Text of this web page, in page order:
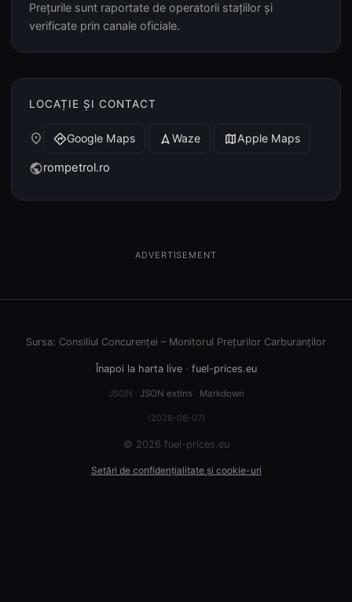
Prețurile sunt raportate de operatorii stațiilor și
verificate prin canale oficiale.
LOCAȚIE ȘI CONTACT
place directionsGoogle Maps navigation Waze mapApple Maps
publicrompetrol.ro
ADVERTISEMENT
Sursa: Consiliul Concurenței – Monitorul Prețurilor Carburanților
Înapoi la harta live· fuel-prices.eu
JSON · JSON extins· Markdown
(2026-08-07)
© 2026 fuel-prices.eu
Setări de confidențialitate și cookie-uri